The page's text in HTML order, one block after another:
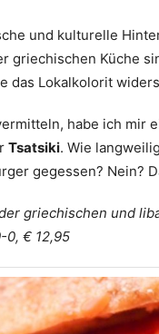
und kulturelle
griechischen Küche
das Lokalkolorit
habe ich mir
Tsatsiki. Wie
gegessen? Nein?
griechischen und
0, € 12,95